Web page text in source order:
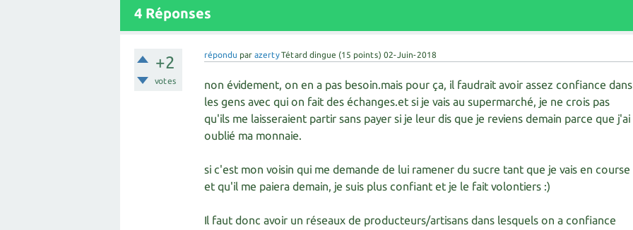
4 Réponses
+2
votes
répondu parazerty Tétard dingue (15 points) 02-Juin-2018
non évidement, on en a pas besoin.mais pour ça, il faudrait avoir assez confiance dans
les gens avec qui on fait des échanges.et si je vais au supermarché, je ne crois pas
qu'ils me laisseraient partir sans payer si je leur dis que je reviens demain parce que j'ai
oublié ma monnaie.
si c'est mon voisin qui me demande de lui ramener du sucre tant que je vais en course
et qu'il me paiera demain, je suis plus confiant et je le fait volontiers :)
Il faut donc avoir un réseaux de producteurs/artisans dans lesquels on a confiance